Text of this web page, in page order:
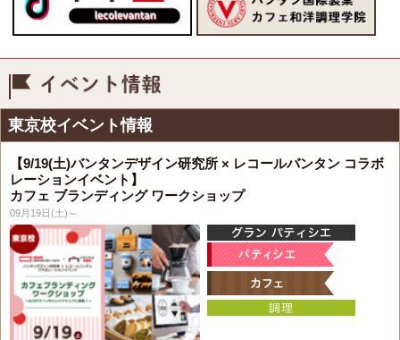
東京校イベント情報
【9/19(土)バンタンデザイン研究所 × レコールバンタン コラボ
レーションイベント】
カフェ ブランディング ワークショップ
09月19日(土)～